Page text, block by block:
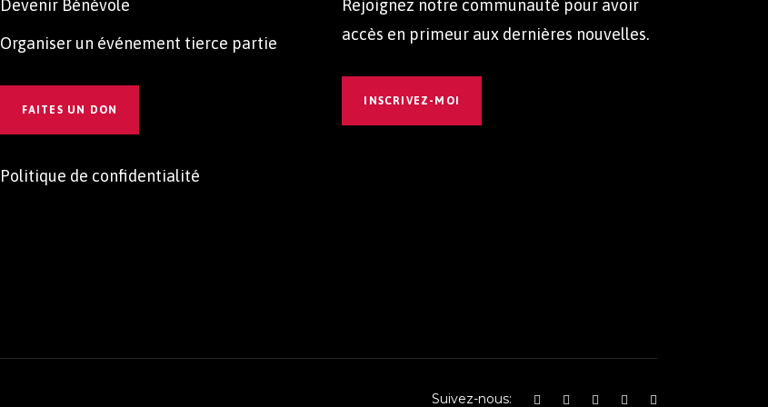
Devenir Bénévole
Organiser un événement tierce partie
FAITES UN DON
Politique de confidentialité
Rejoignez notre communauté pour avoir
accès en primeur aux dernières nouvelles.
INSCRIVEZ-MOI
Suivez-nous: